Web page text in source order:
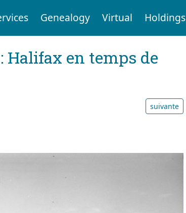
Genealogy Virtual Holdings
Halifax en temps de
suivante